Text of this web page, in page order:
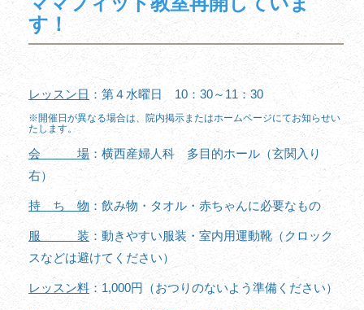
す！
レッスン日 ：第４水曜日 10：30～11：30
※開催日が異なる場合は、院内掲示またはホームページにてお知らせい
たします。
会 場 ：横西産婦人科 多目的ホール（玄関入り
右）
持 ち 物 ：飲み物・タオル・赤ちゃんに必要なもの
服 装 ：動きやすい服装・室内用運動靴（クロック
スなどは避けてください）
レッスン料 ：1,000円（おつりのないよう準備ください）